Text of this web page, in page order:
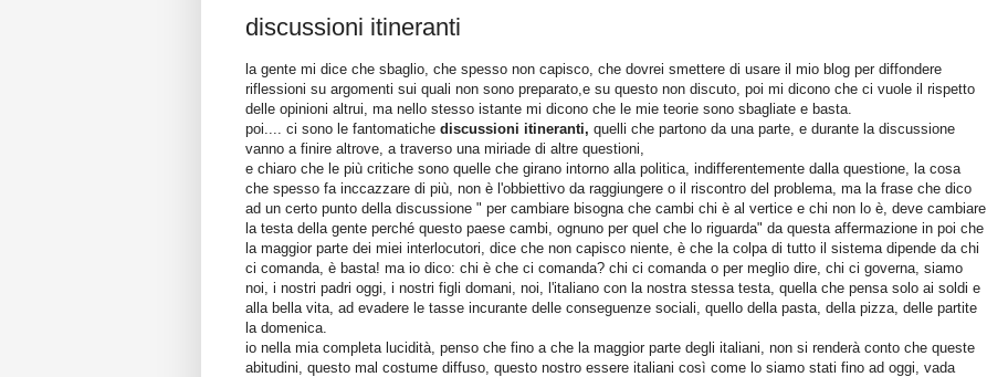
discussioni itineranti
la gente mi dice che sbaglio, che spesso non capisco, che dovrei smettere di usare il mio blog per diffondere
riflessioni su argomenti sui quali non sono preparato,e su questo non discuto, poi mi dicono che ci vuole il rispetto
delle opinioni altrui, ma nello stesso istante mi dicono che le mie teorie sono sbagliate e basta.
poi.... ci sono le fantomatiche discussioni itineranti, quelli che partono da una parte, e durante la discussione
vanno a finire altrove, a traverso una miriade di altre questioni,
e chiaro che le più critiche sono quelle che girano intorno alla politica, indifferentemente dalla questione, la cosa
che spesso fa inccazzare di più, non è l'obbiettivo da raggiungere o il riscontro del problema, ma la frase che dico
ad un certo punto della discussione " per cambiare bisogna che cambi chi è al vertice e chi non lo è, deve cambiare
la testa della gente perché questo paese cambi, ognuno per quel che lo riguarda" da questa affermazione in poi che
la maggior parte dei miei interlocutori, dice che non capisco niente, è che la colpa di tutto il sistema dipende da chi
ci comanda, è basta! ma io dico: chi è che ci comanda? chi ci comanda o per meglio dire, chi ci governa, siamo
noi, i nostri padri oggi, i nostri figli domani, noi, l'italiano con la nostra stessa testa, quella che pensa solo ai soldi e
alla bella vita, ad evadere le tasse incurante delle conseguenze sociali, quello della pasta, della pizza, delle partite
la domenica.
io nella mia completa lucidità, penso che fino a che la maggior parte degli italiani, non si renderà conto che queste
abitudini, questo mal costume diffuso, questo nostro essere italiani così come lo siamo stati fino ad oggi, vada